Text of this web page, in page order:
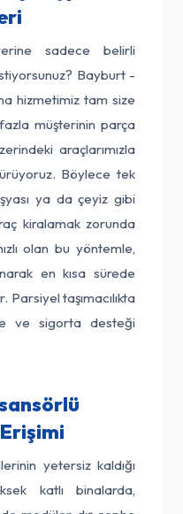
sadece belirli
Bayburt -
hizmetimiz tam size
müşterinin parça
araçlarımızla
Böylece tek
ya da çeyiz gibi
kiralamak zorunda
olan bu yöntemle,
en kısa sürede
Parsiyel taşımacılıkta
ve sigorta desteği
yetersiz kaldığı
katlı binalarda,